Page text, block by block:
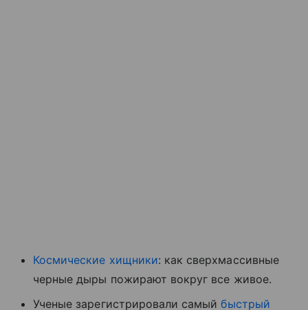
Космические хищники: как сверхмассивные
черные дыры пожирают вокруг все живое.
Ученые зарегистрировали самыйбыстрый